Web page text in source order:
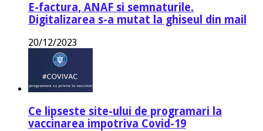
E-factura, ANAF si semnaturile.
Digitalizarea s-a mutat la ghiseul din mail
20/12/2023
Ce lipseste site-ului de programari la
vaccinarea impotriva Covid-19